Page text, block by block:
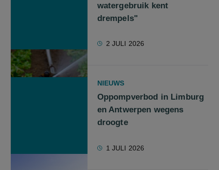
watergebruik kent
drempels"
2 JULI 2026
NIEUWS
Oppompverbod in Limburg
en Antwerpen wegens
droogte
1 JULI 2026